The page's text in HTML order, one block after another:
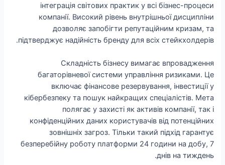
інтеграція світових практик у всі бізнес-процеси
компанії. Високий рівень внутрішньої дисципліни
дозволяє запобігти репутаційним кризам, та
підтверджує надійність бренду для всіх стейкхолдерів.
Складність бізнесу вимагає впровадження
багаторівневої системи управління ризиками. Це
включає фінансове резервування, інвестиції у
кібербезпеку та пошук найкращих спеціалістів. Мета
полягає у захисті як активів компанії, так і
конфіденційних даних користувачів від потенційних
зовнішніх загроз. Тільки такий підхід гарантує
безперебійну роботу платформи 24 години на добу, 7
днів на тиждень.